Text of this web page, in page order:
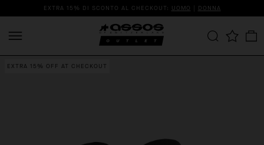
EXTRA 15% DI SCONTO AL CHECKOUT: UOMO | DONNA
EXTRA 15% OFF AT CHECKOUT